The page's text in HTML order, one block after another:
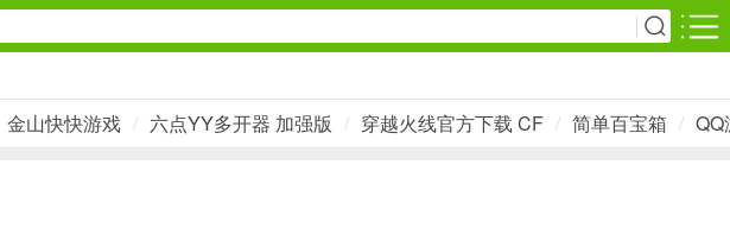
影音播放
金山快快游戏 / 六点YY多开器 加强版 / 穿越火线官方下载 CF / 简单百宝箱 /